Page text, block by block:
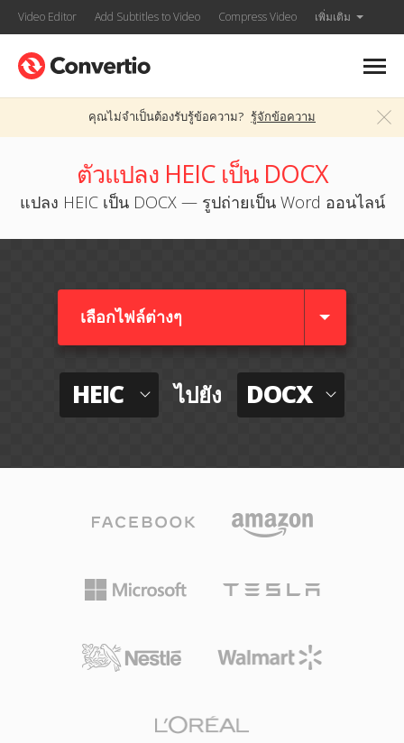
Video Editor Add Subtitles to Video Compress Video เพิ่มเติม
คุณไม่จำเป็นต้องรับรู้ข้อความ? รู้จักข้อความ
ตัวแปลง HEIC เป็น DOCX
แปลง HEIC เป็น DOCX — รูปถ่ายเป็น Word ออนไลน์
เลือกไฟล์ต่างๆ​
HEIC ไปยัง DOCX